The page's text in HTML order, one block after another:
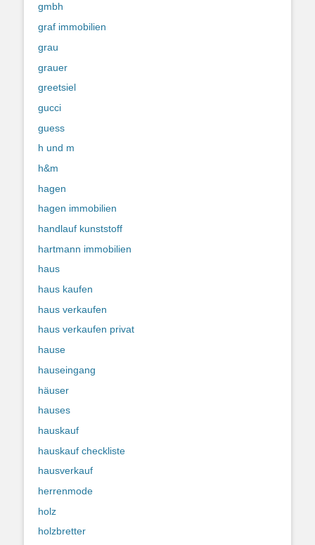
gmbh
graf immobilien
grau
grauer
greetsiel
gucci
guess
h und m
h&m
hagen
hagen immobilien
handlauf kunststoff
hartmann immobilien
haus
haus kaufen
haus verkaufen
haus verkaufen privat
hause
hauseingang
häuser
hauses
hauskauf
hauskauf checkliste
hausverkauf
herrenmode
holz
holzbretter